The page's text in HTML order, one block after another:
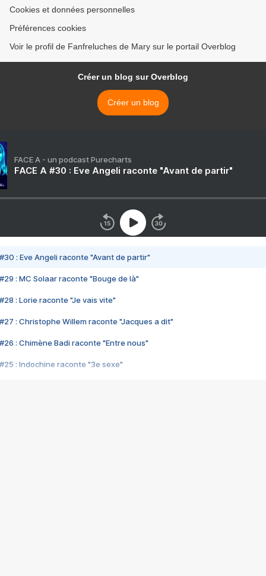
Cookies et données personnelles
Préférences cookies
Voir le profil de Fanfreluches de Mary sur le portail Overblog
Créer un blog sur Overblog
Créer un blog
FACE A - un podcast Purecharts
FACE A #30 : Eve Angeli raconte "Avant de partir"
#30 : Eve Angeli raconte "Avant de partir"
#29 : MC Solaar raconte "Bouge de là"
#28 : Lorie raconte "Je vais vite"
#27 : Christophe Willem raconte "Jacques a dit"
#26 : Chimène Badi raconte "Entre nous"
#25 : Indochine raconte "3e sexe"